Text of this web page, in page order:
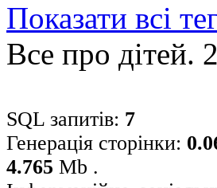
Показати всі
Все про
SQL запитів: 7
Генерація сторінки:
4.765 Mb .